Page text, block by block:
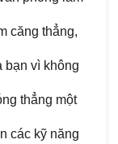
căng thẳng,
bạn vì không
thẳng một
các kỹ năng